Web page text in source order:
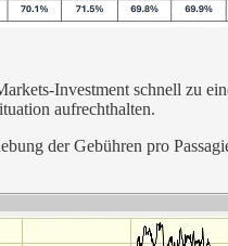
Investment schnell zu
aufrechthalten.
der Gebühren pro